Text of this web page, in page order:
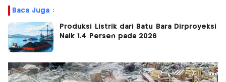
Baca Juga :
Produksi Listrik dari Batu Bara Dirproyeksi
Naik 1,4 Persen pada 2026